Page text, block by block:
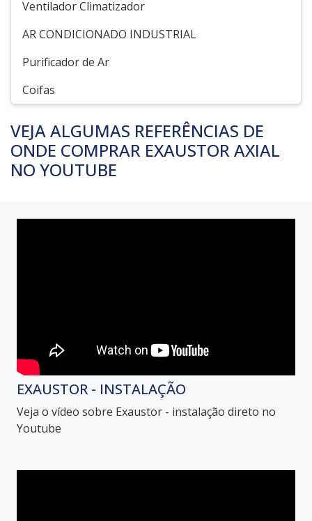
Ventilador Climatizador
AR CONDICIONADO INDUSTRIAL
Purificador de Ar
Coifas
VEJA ALGUMAS REFERÊNCIAS DE
ONDE COMPRAR EXAUSTOR AXIAL
NO YOUTUBE
EXAUSTOR - INSTALAÇÃO
Veja o vídeo sobre Exaustor - instalação direto no
Youtube